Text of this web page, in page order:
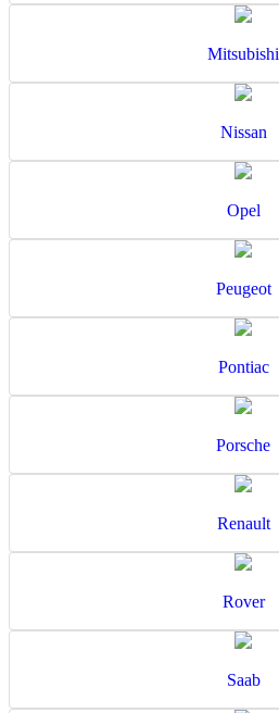
Mitsubishi
Nissan
Opel
Peugeot
Pontiac
Porsche
Renault
Rover
Saab